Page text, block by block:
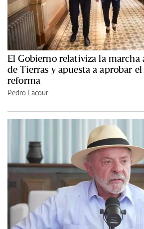
El Gobierno relativiza la marcha
de Tierras y apuesta a aprobar
reforma
Pedro Lacour